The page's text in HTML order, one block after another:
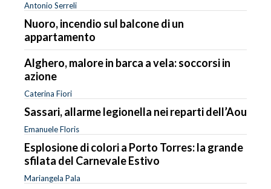
Antonio Serreli
Nuoro, incendio sul balcone di un
appartamento
Alghero, malore in barca a vela: soccorsi in
azione
Caterina Fiori
Sassari, allarme legionella nei reparti dell’Aou
Emanuele Floris
Esplosione di colori a Porto Torres: la grande
sfilata del Carnevale Estivo
Mariangela Pala